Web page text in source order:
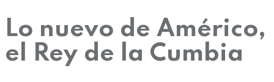
Lo nuevo de Américo,
el Rey de la Cumbia